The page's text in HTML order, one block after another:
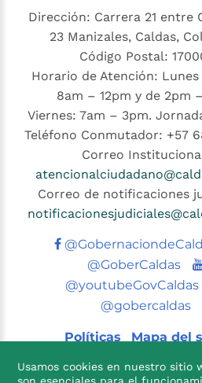
Dirección: Carrera 21 entre
23 Manizales, Caldas,
Código Postal:
Horario de Atención: Lunes
8am – 12pm y de 2pm
Viernes: 7am – 3pm.
Teléfono Conmutador: +57
Correo
Correo de notificaciones
@GoberCaldas
@youtubeGovCaldas
@gobercaldas
Políticas Mapa del
Usamos cookies en nuestro sitio